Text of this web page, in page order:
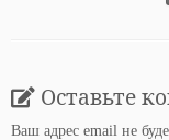
Оставьте
Ваш адрес email не